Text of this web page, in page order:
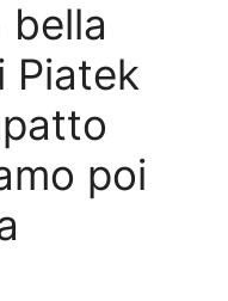
bella
Piatek
poi